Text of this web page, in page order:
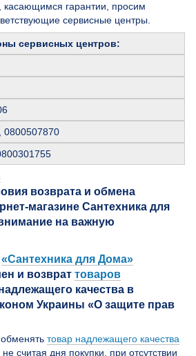
гарантии, просим
сервисные центры.
сервисных центров:
«Сантехника для Дома»
и возврат товаров
качества в
Украины «О защите прав
товар надлежащего качества
считая дня покупки, при отсутствии